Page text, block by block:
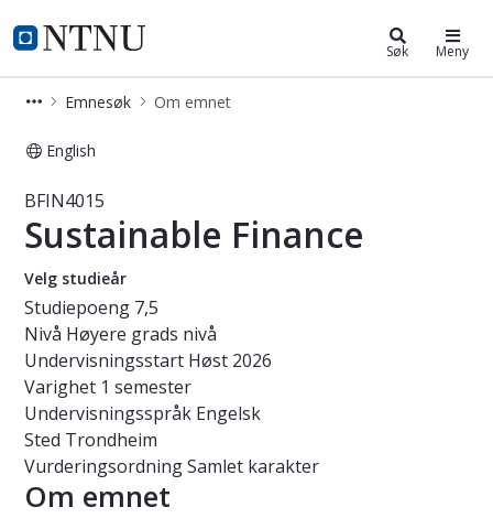
NTNU Hjemmeside
Studier Søk Meny
Emnesøk Om emnet
English
Emne - Sustainable Finance -
BFIN4015
Sustainable Finance
Velg studieår
Studiepoeng 7,5
Nivå Høyere grads nivå
Undervisningsstart Høst 2026
Varighet 1 semester
Undervisningsspråk Engelsk
Sted Trondheim
VurderingsordningSamlet karakter
Om emnet